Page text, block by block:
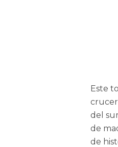
Este
del
de
de